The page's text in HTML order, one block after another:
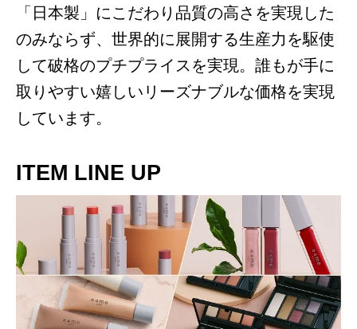
「日本製」にこだわり品質の高さを実現した
のみならず、世界的に展開する生産力を駆使
して破格のプチプライスを実現。誰もが手に
取りやすい嬉しいリーズナブルな価格を実現
しています。
ITEM LINE UP